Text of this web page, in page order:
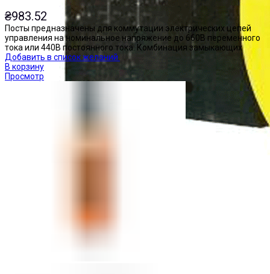
₴983.52
Посты предназначены для коммутации электрических цепей
управления на номинальное напряжение до 660В переменного
тока или 440В постоянного тока. Комбинация замыкающих
Добавить в список желаний
В корзину
Просмотр